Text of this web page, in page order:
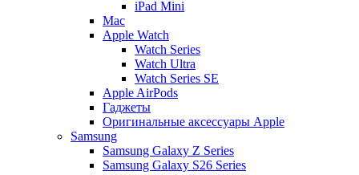
iPad Mini
Mac
Apple Watch
Watch Series
Watch Ultra
Watch Series SE
Apple AirPods
Гаджеты
Оригинальные аксессуары Apple
Samsung
Samsung Galaxy Z Series
Samsung Galaxy S26 Series